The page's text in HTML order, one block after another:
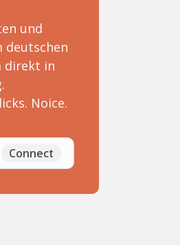
und
deutschen
direkt in
Noice.
Connect